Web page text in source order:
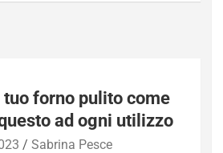
forno pulito come
ad ogni utilizzo
Sabrina Pesce